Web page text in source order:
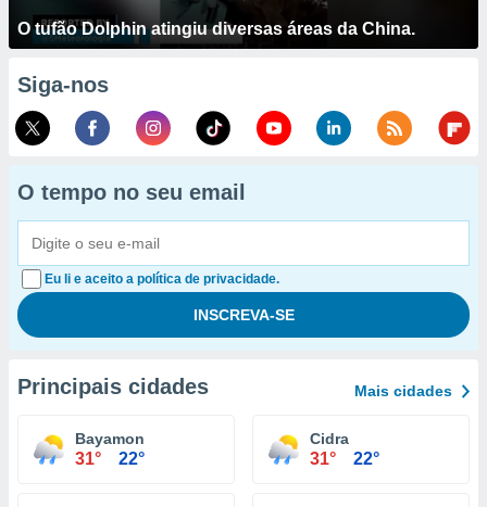
O tufão Dolphin atingiu diversas áreas da China.
Siga-nos
O tempo no seu email
Eu li e aceito a política de privacidade.
Principais cidades Mais cidades
Bayamon
31° 22°
Cidra
31° 22°